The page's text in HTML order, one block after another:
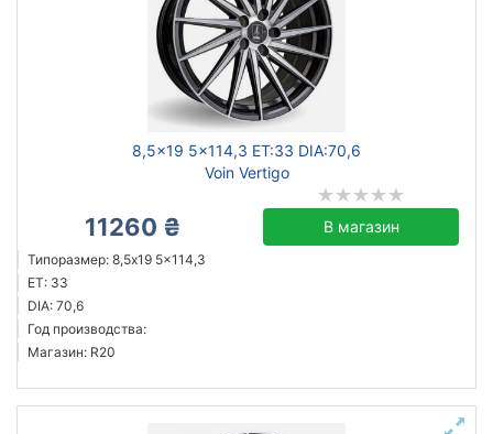
8,5x19 5x114,3 ET:33 DIA:70,6
Voin Vertigo
11260 ₴ В магазин
Типоразмер: 8,5x19 5x114,3
ET: 33
DIA: 70,6
Год производства:
Магазин: R20